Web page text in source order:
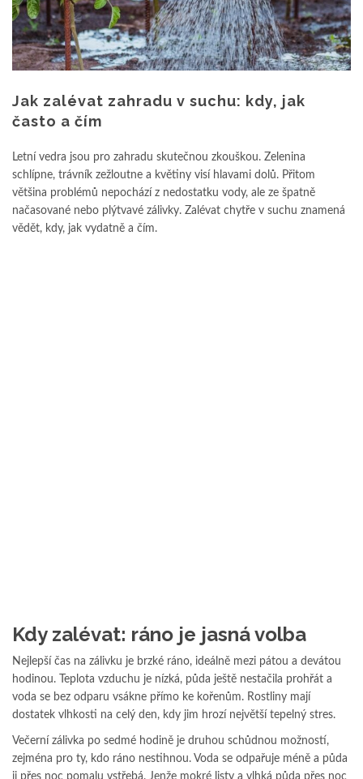
Jak zalévat zahradu v suchu: kdy, jak
často a čím
Letní vedra jsou pro zahradu skutečnou zkouškou. Zelenina
schlípne, trávník zežloutne a květiny visí hlavami dolů. Přitom
většina problémů nepochází z nedostatku vody, ale ze špatně
načasované nebo plýtvavé zálivky. Zalévat chytře v suchu znamená
vědět, kdy, jak vydatně a čím.
Kdy zalévat: ráno je jasná volba
Nejlepší čas na zálivku je brzké ráno, ideálně mezi pátou a devátou
hodinou. Teplota vzduchu je nízká, půda ještě nestačila prohřát a
voda se bez odparu vsákne přímo ke kořenům. Rostliny mají
dostatek vlhkosti na celý den, kdy jim hrozí největší tepelný stres.
Večerní zálivka po sedmé hodině je druhou schůdnou možností,
zejména pro ty, kdo ráno nestihnou. Voda se odpařuje méně a půda
ji přes noc pomalu vstřebá. Jenže mokré listy a vlhká půda přes noc